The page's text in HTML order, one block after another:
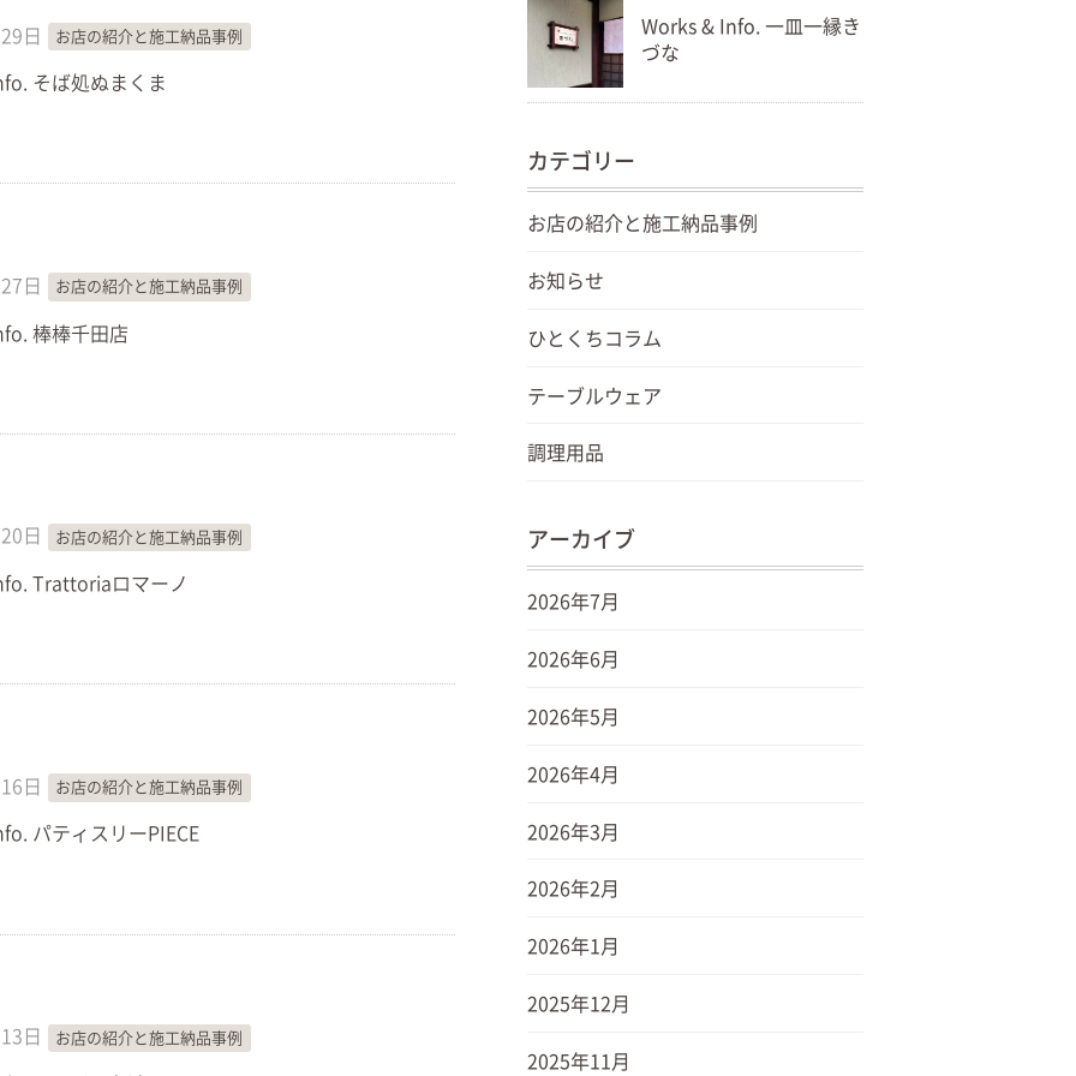
日 お店の紹介と施工納品事例
そば処ぬまくま
日 お店の紹介と施工納品事例
棒棒千田店
日 お店の紹介と施工納品事例
Trattoriaロマーノ
日 お店の紹介と施工納品事例
パティスリーPIECE
日 お店の紹介と施工納品事例
Works & Info. 一皿一縁き
づな
カテゴリー
お店の紹介と施工納品事例
お知らせ
ひとくちコラム
テーブルウェア
調理用品
アーカイブ
2026年7月
2026年6月
2026年5月
2026年4月
2026年3月
2026年2月
2026年1月
2025年12月
2025年11月